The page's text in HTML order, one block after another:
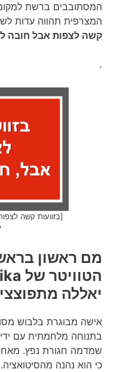
המסתובבים ברשת
המצרפית תהווה עדות
קשה לצפות אבל חובה
.
[בזוועות קשה
מם ראשון
יאללה
אישה מבוגרת בלבוש
בתנוחה מלחמתית עם
שמדמה חגורת נפץ.
כי הוא נהנה